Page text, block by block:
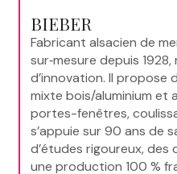
BIEBER
Fabricant alsacien de
sur‑mesure depuis
d’innovation. Il propose
mixte bois/aluminium et
portes-fenêtres,
s’appuie sur 90 ans de
d’études rigoureux, des
une production 100 %